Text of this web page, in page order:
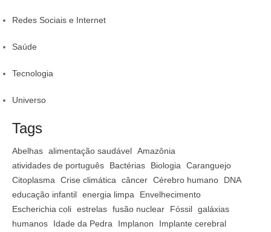
Redes Sociais e Internet
Saúde
Tecnologia
Universo
Tags
Abelhas alimentação saudável Amazônia
atividades de português
Bactérias Biologia
Caranguejo
Citoplasma
Crise climática câncer Cérebro humano
DNA
educação infantil energia limpa
Envelhecimento
Escherichia coli estrelas fusão nuclear Fóssil galáxias
humanos
Idade da Pedra Implanon
Implante cerebral